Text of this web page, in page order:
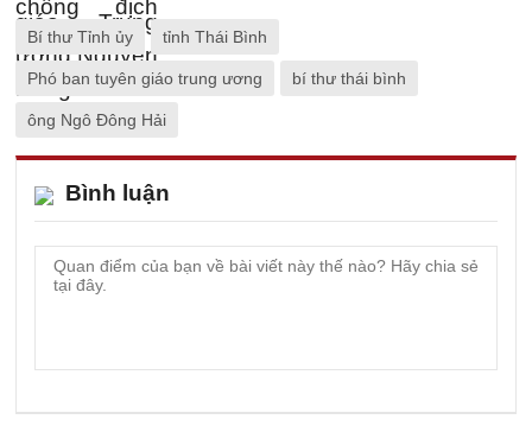
Bí thư Tỉnh ủy tỉnh Thái Bình
Phó ban tuyên giáo trung ương bí thư thái bình
ông Ngô Đông Hải
Bình luận